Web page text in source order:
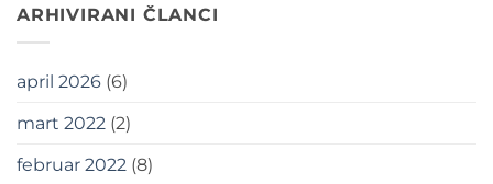
ARHIVIRANI ČLANCI
april 2026 (6)
mart 2022 (2)
februar 2022 (8)